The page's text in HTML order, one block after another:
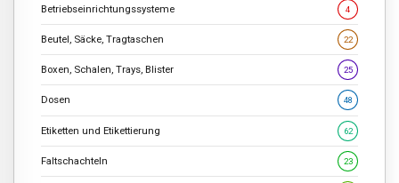
Betriebseinrichtungssysteme 4
Beutel, Säcke, Tragtaschen 22
Boxen, Schalen, Trays, Blister 25
Dosen 48
Etiketten und Etikettierung 62
Faltschachteln 23